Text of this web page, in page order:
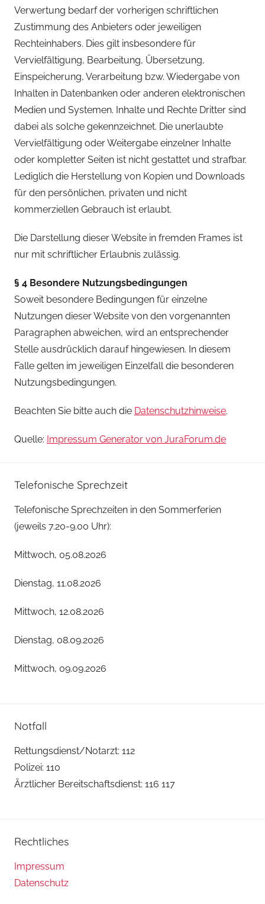
Verwertung bedarf der vorherigen schriftlichen
Zustimmung des Anbieters oder jeweiligen
Rechteinhabers. Dies gilt insbesondere für
Vervielfältigung, Bearbeitung, Übersetzung,
Einspeicherung, Verarbeitung bzw. Wiedergabe von
Inhalten in Datenbanken oder anderen elektronischen
Medien und Systemen. Inhalte und Rechte Dritter sind
dabei als solche gekennzeichnet. Die unerlaubte
Vervielfältigung oder Weitergabe einzelner Inhalte
oder kompletter Seiten ist nicht gestattet und strafbar.
Lediglich die Herstellung von Kopien und Downloads
für den persönlichen, privaten und nicht
kommerziellen Gebrauch ist erlaubt.
Die Darstellung dieser Website in fremden Frames ist
nur mit schriftlicher Erlaubnis zulässig.
§ 4 Besondere Nutzungsbedingungen
Soweit besondere Bedingungen für einzelne
Nutzungen dieser Website von den vorgenannten
Paragraphen abweichen, wird an entsprechender
Stelle ausdrücklich darauf hingewiesen. In diesem
Falle gelten im jeweiligen Einzelfall die besonderen
Nutzungsbedingungen.
Beachten Sie bitte auch die Datenschutzhinweise.
Quelle: Impressum Generator von JuraForum.de
Telefonische Sprechzeit
Telefonische Sprechzeiten in den Sommerferien
(jeweils 7.20-9.00 Uhr):
Mittwoch, 05.08.2026
Dienstag, 11.08.2026
Mittwoch, 12.08.2026
Dienstag, 08.09.2026
Mittwoch, 09.09.2026
Notfall
Rettungsdienst/Notarzt: 112
Polizei: 110
Ärztlicher Bereitschaftsdienst: 116 117
Rechtliches
Impressum
Datenschutz